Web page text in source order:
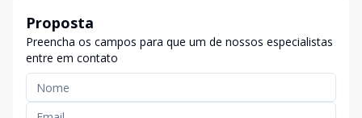
Proposta
Preencha os campos para que um de nossos especialistas
entre em contato